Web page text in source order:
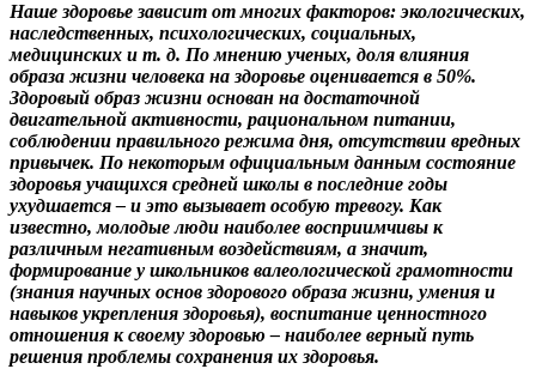
Наше здоровье зависит от многих факторов: экологических,
наследственных, психологических, социальных,
медицинских и т. д. По мнению ученых, доля влияния
образа жизни человека на здоровье оценивается в 50%.
Здоровый образ жизни основан на достаточной
двигательной активности, рациональном питании,
соблюдении правильного режима дня, отсутствии вредных
привычек. По некоторым официальным данным состояние
здоровья учащихся средней школы в последние годы
ухудшается – и это вызывает особую тревогу. Как
известно, молодые люди наиболее восприимчивы к
различным негативным воздействиям, а значит,
формирование у школьников валеологической грамотности
(знания научных основ здорового образа жизни, умения и
навыков укрепления здоровья), воспитание ценностного
отношения к своему здоровью – наиболее верный путь
решения проблемы сохранения их здоровья.